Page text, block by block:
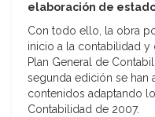
elaboración de
Con todo ello, la obra
inicio a la contabilidad
Plan General de
segunda edición se han
contenidos adaptando
Contabilidad de 2007.